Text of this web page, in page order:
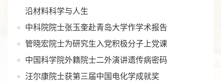
沿材料科学与人生
中科院院士张玉奎赴青岛大学作学术报告
管晓宏院士为研究生入党积极分子上党课
中国科学院外籍院士二外演讲遗传病密码
汪尔康院士获第三届中国电化学成就奖